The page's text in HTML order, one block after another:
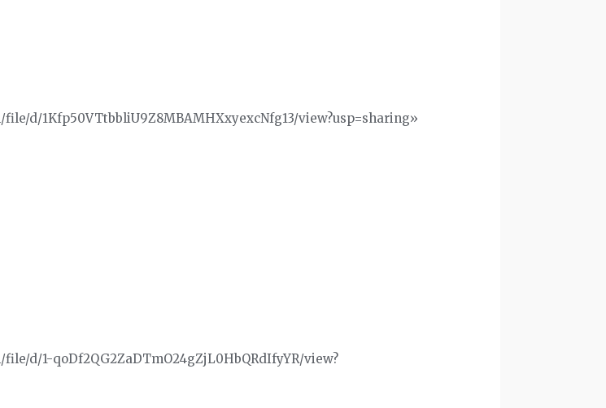
d/1Kfp50VTtbbliU9Z8MBAMHXxyexcNfg13/view?usp=sharing»
d/1-qoDf2QG2ZaDTmO24gZjL0HbQRdIfyYR/view?